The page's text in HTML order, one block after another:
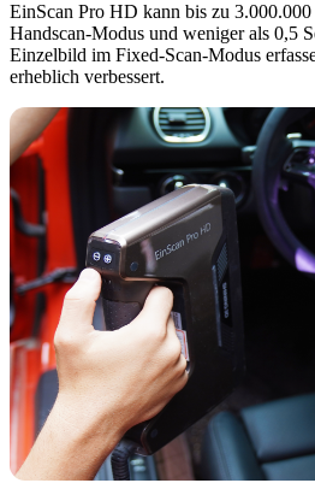
EinScan Pro HD kann bis zu
Handscan-Modus und weniger als 0,5
Einzelbild im Fixed-Scan-Modus
erheblich verbessert.